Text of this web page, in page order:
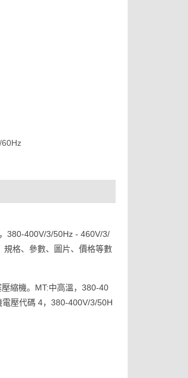
380-400V/3/50Hz - 460V/3/
格、參數、圖片、價格等數
縮機。MT:中高溫，380-40
壓代碼 4，380-400V/3/50H